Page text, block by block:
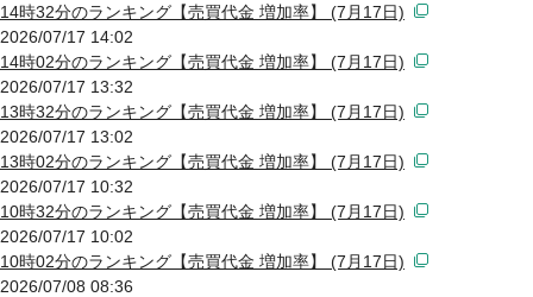
14時32分のランキング【売買代金 増加率】 (7月17日)
2026/07/17 14:02
14時02分のランキング【売買代金 増加率】 (7月17日)
2026/07/17 13:32
13時32分のランキング【売買代金 増加率】 (7月17日)
2026/07/17 13:02
13時02分のランキング【売買代金 増加率】 (7月17日)
2026/07/17 10:32
10時32分のランキング【売買代金 増加率】 (7月17日)
2026/07/17 10:02
10時02分のランキング【売買代金 増加率】 (7月17日)
2026/07/08 08:36